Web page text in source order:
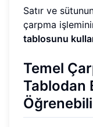
Satır ve
çarpma
tablosunu
Temel
Tablodan